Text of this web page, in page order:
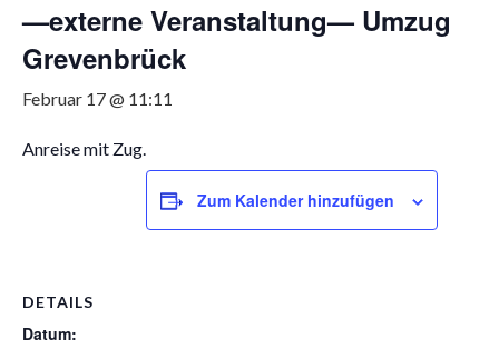
—externe Veranstaltung— Umzug
Grevenbrück
Februar 17 @ 11:11
Anreise mit Zug.
Zum Kalender hinzufügen
DETAILS
Datum: